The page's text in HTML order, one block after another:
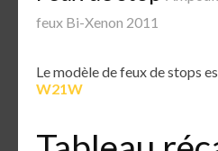
feux Bi-Xenon 2011
Le modèle de feux de stops
W21W